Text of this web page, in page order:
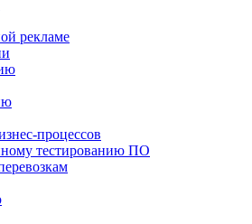
рекламе
процессов
тестированию ПО